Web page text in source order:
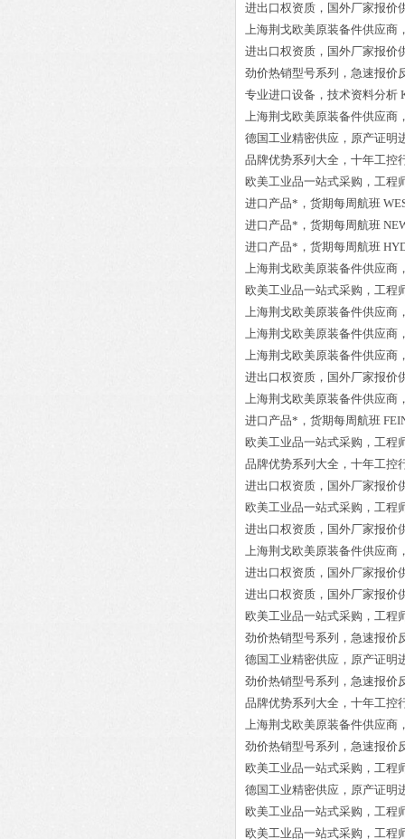
进出口权资质，国外厂家报价
上海荆戈欧美原装备件供应商
进出口权资质，国外厂家报价
劲价热销型号系列，急速报价
专业进口设备，技术资料分析
上海荆戈欧美原装备件供应商
德国工业精密供应，原产证明
品牌优势系列大全，十年工控
欧美工业品一站式采购，工程
进口产品*，货期每周航班
进口产品*，货期每周航班
进口产品*，货期每周航班
上海荆戈欧美原装备件供应商
欧美工业品一站式采购，工程
上海荆戈欧美原装备件供应商
上海荆戈欧美原装备件供应商
上海荆戈欧美原装备件供应商
进出口权资质，国外厂家报价
上海荆戈欧美原装备件供应商
进口产品*，货期每周航班
欧美工业品一站式采购，工程
品牌优势系列大全，十年工控
进出口权资质，国外厂家报价
欧美工业品一站式采购，工程
进出口权资质，国外厂家报价
上海荆戈欧美原装备件供应商
进出口权资质，国外厂家报价
进出口权资质，国外厂家报价
欧美工业品一站式采购，工程
劲价热销型号系列，急速报价
德国工业精密供应，原产证明
劲价热销型号系列，急速报价
品牌优势系列大全，十年工控
上海荆戈欧美原装备件供应商
劲价热销型号系列，急速报价
欧美工业品一站式采购，工程
德国工业精密供应，原产证明
欧美工业品一站式采购，工程
欧美工业品一站式采购，工程